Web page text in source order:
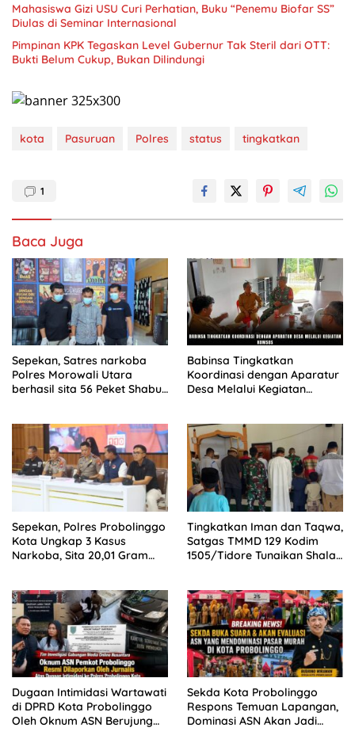
Mahasiswa Gizi USU Curi Perhatian, Buku “Penemu Biofar SS”
Diulas di Seminar Internasional
Pimpinan KPK Tegaskan Level Gubernur Tak Steril dari OTT:
Bukti Belum Cukup, Bukan Dilindungi
kota Pasuruan Polres status tingkatkan
1
Baca Juga
Sepekan, Satres narkoba
Polres Morowali Utara
berhasil sita 56 Peket Shabu
Babinsa Tingkatkan
Koordinasi dengan Aparatur
Desa Melalui Kegiatan
Sepekan, Polres Probolinggo
Kota Ungkap 3 Kasus
Narkoba, Sita 20,01 Gram
Tingkatkan Iman dan Taqwa,
Satgas TMMD 129 Kodim
1505/Tidore Tunaikan Shalat
Dugaan Intimidasi Wartawati
di DPRD Kota Probolinggo
Oleh Oknum ASN Berujung
Sekda Kota Probolinggo
Respons Temuan Lapangan,
Dominasi ASN Akan Jadi